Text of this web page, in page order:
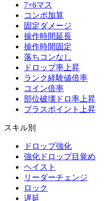
7×6マス
コンボ加算
固定ダメージ
操作時間延長
操作時間固定
落ちコンなし
ドロップ率上昇
ランク経験値倍率
コイン倍率
部位破壊ドロ率上昇
プラスポイント上昇
スキル別
ドロップ強化
強化ドロップ目覚め
ヘイスト
リーダーチェンジ
ロック
遅延